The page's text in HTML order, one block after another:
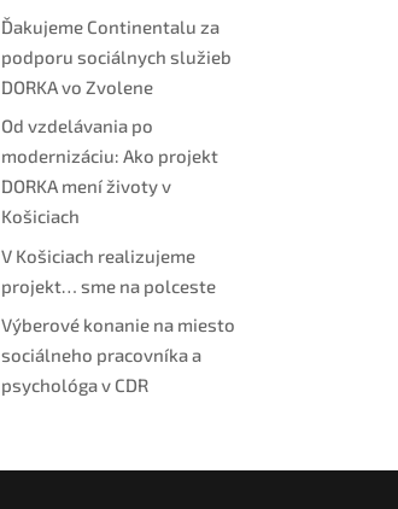
Ďakujeme Continentalu za
podporu sociálnych služieb
DORKA vo Zvolene
Od vzdelávania po
modernizáciu: Ako projekt
DORKA mení životy v
Košiciach
V Košiciach realizujeme
projekt… sme na polceste
Výberové konanie na miesto
sociálneho pracovníka a
psychológa v CDR